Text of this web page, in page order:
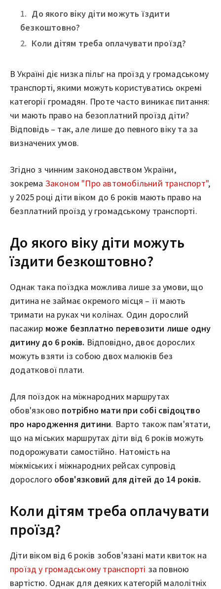
До якого віку діти можуть їздити
безкоштовно?
Коли дітям треба оплачувати проїзд?
В Україні діє низка пільг на проїзд у громадському
транспорті, якими можуть користуватись окремі
категорії громадян. Проте часто виникає питання:
чи мають право на безоплатний проїзд діти?
Відповідь – так, але лише до певного віку та за
визначених умов.
Згідно з чинним законодавством України,
зокрема Законом "Про автомобільний транспорт",
у 2025 році діти віком до 6 років мають право на
безплатний проїзд у громадському транспорті.
До якого віку діти можуть
їздити безкоштовно?
Однак така поїздка можлива лише за умови, що
дитина не займає окремого місця – її мають
тримати на руках чи колінах. Один дорослий
пасажир може безплатно перевозити лише одну
дитину до 6 років. Відповідно, двоє дорослих
можуть взяти із собою двох малюків без
додаткової плати.
Для поїздок на міжнародних маршрутах
обов'язково потрібно мати при собі свідоцтво
про народження дитини. Варто також пам'ятати,
що на міських маршрутах діти від 6 років можуть
подорожувати самостійно. Натомість на
міжміських і міжнародних рейсах супровід
дорослого обов'язковий для дітей до 14 років.
Коли дітям треба оплачувати
проїзд?
Діти віком від 6 років зобов'язані мати квиток на
проїзд у громадському транспорті за повною
вартістю. Однак для деяких категорій малолітніх